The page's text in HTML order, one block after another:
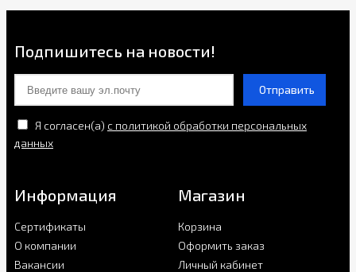
Подпишитесь на новости!
Отправить
Я согласен(a) с политикой обработки персональных
данных
Информация
Сертификаты
О компании
Вакансии
Магазин
Корзина
Оформить заказ
Личный кабинет